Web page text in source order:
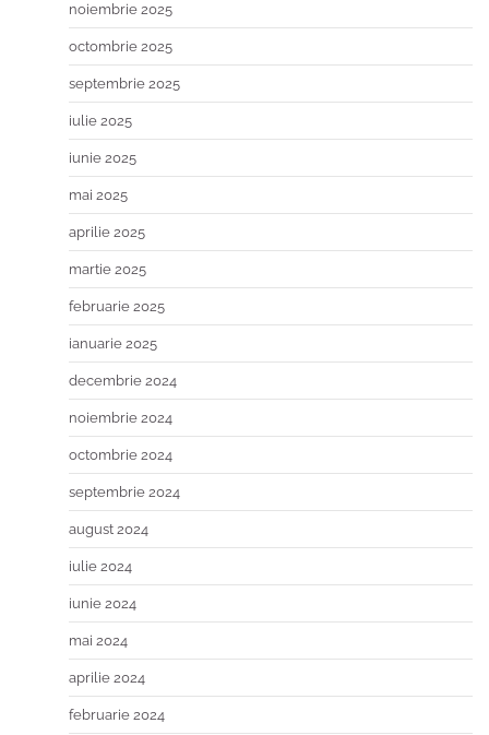
noiembrie 2025
octombrie 2025
septembrie 2025
iulie 2025
iunie 2025
mai 2025
aprilie 2025
martie 2025
februarie 2025
ianuarie 2025
decembrie 2024
noiembrie 2024
octombrie 2024
septembrie 2024
august 2024
iulie 2024
iunie 2024
mai 2024
aprilie 2024
februarie 2024